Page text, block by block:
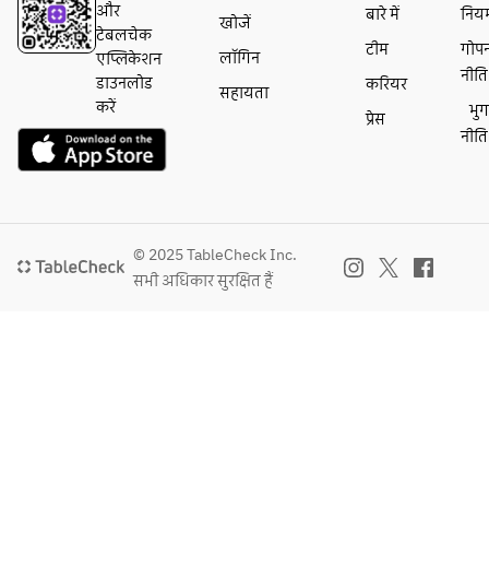
और
टेबलचेक
एप्लिकेशन
डाउनलोड
करें
खोजें
लॉगिन
सहायता
बारे में
टीम
करियर
प्रेस
नीति
नीति
© 2025 TableCheck Inc.
सभी अधिकार सुरक्षित हैं